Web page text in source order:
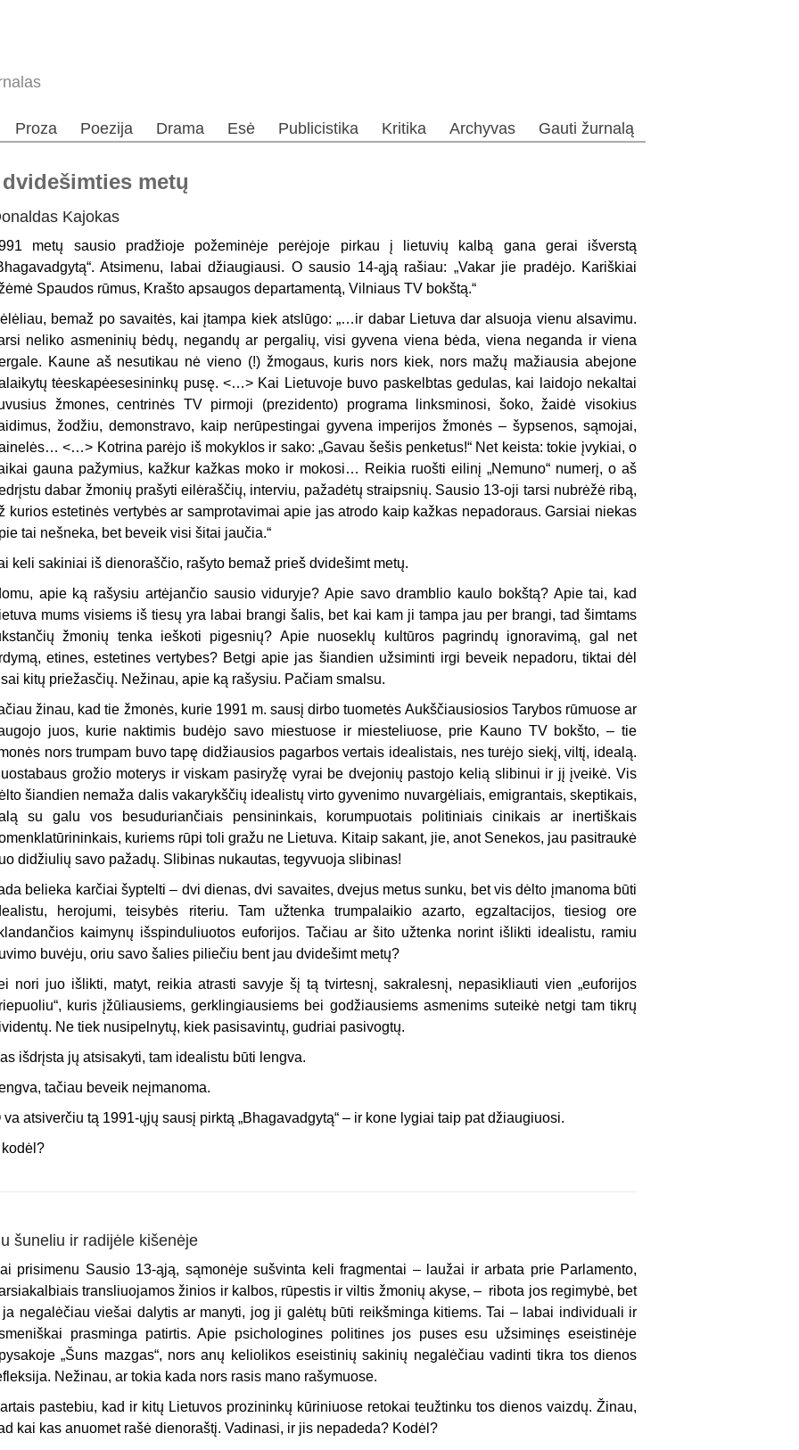
Proza Poezija Drama Esė Publicistika Kritika Archyvas Gauti žurnalą
metų
Kajokas
metų sausio pradžioje požeminėje perėjoje pirkau į lietuvių kalbą gana gerai išverstą
Atsimenu, labai džiaugiausi. O sausio 14-ąją rašiau: „Vakar jie pradėjo. Kariškiai
Spaudos rūmus, Krašto apsaugos departamentą, Vilniaus TV bokštą.“
bemaž po savaitės, kai įtampa kiek atslūgo: „…ir dabar Lietuva dar alsuoja vienu alsavimu.
neliko asmeninių bėdų, negandų ar pergalių, visi gyvena viena bėda, viena neganda ir viena
Kaune aš nesutikau nė vieno (!) žmogaus, kuris nors kiek, nors mažų mažiausia abejone
tėeskapėesesininkų pusę. <…> Kai Lietuvoje buvo paskelbtas gedulas, kai laidojo nekaltai
žmones, centrinės TV pirmoji (prezidento) programa linksminosi, šoko, žaidė visokius
žodžiu, demonstravo, kaip nerūpestingai gyvena imperijos žmonės – šypsenos, sąmojai,
<…> Kotrina parėjo iš mokyklos ir sako: „Gavau šešis penketus!“ Net keista: tokie įvykiai, o
gauna pažymius, kažkur kažkas moko ir mokosi… Reikia ruošti eilinį „Nemuno“ numerį, o aš
dabar žmonių prašyti eilėraščių, interviu, pažadėtų straipsnių. Sausio 13-oji tarsi nubrėžė ribą,
kurios estetinės vertybės ar samprotavimai apie jas atrodo kaip kažkas nepadoraus. Garsiai niekas
tai nešneka, bet beveik visi šitai jaučia.“
keli sakiniai iš dienoraščio, rašyto bemaž prieš dvidešimt metų.
apie ką rašysiu artėjančio sausio viduryje? Apie savo dramblio kaulo bokštą? Apie tai, kad
mums visiems iš tiesų yra labai brangi šalis, bet kai kam ji tampa jau per brangi, tad šimtams
žmonių tenka ieškoti pigesnių? Apie nuoseklų kultūros pagrindų ignoravimą, gal net
etines, estetines vertybes? Betgi apie jas šiandien užsiminti irgi beveik nepadoru, tiktai dėl
kitų priežasčių. Nežinau, apie ką rašysiu. Pačiam smalsu.
žinau, kad tie žmonės, kurie 1991 m. sausį dirbo tuometės Aukščiausiosios Tarybos rūmuose ar
juos, kurie naktimis budėjo savo miestuose ir miesteliuose, prie Kauno TV bokšto, – tie
nors trumpam buvo tapę didžiausios pagarbos vertais idealistais, nes turėjo siekį, viltį, idealą.
grožio moterys ir viskam pasiryžę vyrai be dvejonių pastojo kelią slibinui ir jį įveikė. Vis
šiandien nemaža dalis vakarykščių idealistų virto gyvenimo nuvargėliais, emigrantais, skeptikais,
su galu vos besuduriančiais pensininkais, korumpuotais politiniais cinikais ar inertiškais
kuriems rūpi toli gražu ne Lietuva. Kitaip sakant, jie, anot Senekos, jau pasitraukė
didžiulių savo pažadų. Slibinas nukautas, tegyvuoja slibinas!
belieka karčiai šyptelti – dvi dienas, dvi savaites, dvejus metus sunku, bet vis dėlto įmanoma būti
herojumi, teisybės riteriu. Tam užtenka trumpalaikio azarto, egzaltacijos, tiesiog ore
kaimynų išspinduliuotos euforijos. Tačiau ar šito užtenka norint išlikti idealistu, ramiu
buvėju, oriu savo šalies piliečiu bent jau dvidešimt metų?
nori juo išlikti, matyt, reikia atrasti savyje šį tą tvirtesnį, sakralesnį, nepasikliauti vien „euforijos
kuris įžūliausiems, gerklingiausiems bei godžiausiems asmenims suteikė netgi tam tikrų
Ne tiek nusipelnytų, kiek pasisavintų, gudriai pasivogtų.
išdrįsta jų atsisakyti, tam idealistu būti lengva.
tačiau beveik neįmanoma.
va atsiverčiu tą 1991-ųjų sausį pirktą „Bhagavadgytą“ – ir kone lygiai taip pat džiaugiuosi.
kodėl?
šuneliu ir radijėle kišenėje
prisimenu Sausio 13-ąją, sąmonėje sušvinta keli fragmentai – laužai ir arbata prie Parlamento,
transliuojamos žinios ir kalbos, rūpestis ir viltis žmonių akyse, – ribota jos regimybė, bet
ja negalėčiau viešai dalytis ar manyti, jog ji galėtų būti reikšminga kitiems. Tai – labai individuali ir
prasminga patirtis. Apie psichologines politines jos puses esu užsiminęs eseistinėje
„Šuns mazgas“, nors anų keliolikos eseistinių sakinių negalėčiau vadinti tikra tos dienos
Nežinau, ar tokia kada nors rasis mano rašymuose.
pastebiu, kad ir kitų Lietuvos prozininkų kūriniuose retokai teužtinku tos dienos vaizdų. Žinau,
kai kas anuomet rašė dienoraštį. Vadinasi, ir jis nepadeda? Kodėl?